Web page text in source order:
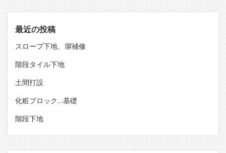
最近の投稿
スロープ下地、塀補修
階段タイル下地
土間打設
化粧ブロック…基礎
階段下地